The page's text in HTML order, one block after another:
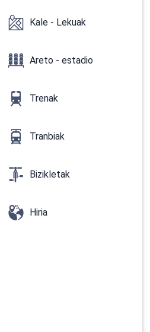
Kale - Lekuak
Areto - estadio
Trenak
Tranbiak
Bizikletak
Hiria